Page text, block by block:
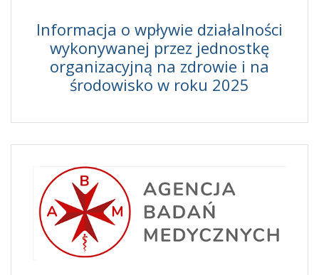
Informacja o wpływie działalności
wykonywanej przez jednostkę
organizacyjną na zdrowie i na
środowisko w roku 2025